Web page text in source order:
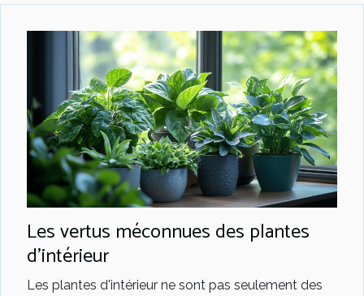
Les vertus méconnues des plantes
d'intérieur
Les plantes d'intérieur ne sont pas seulement des